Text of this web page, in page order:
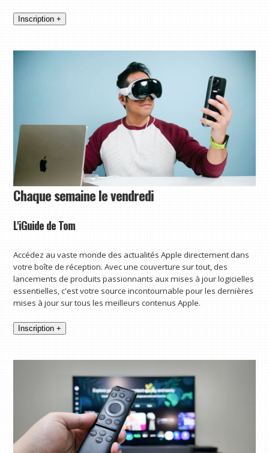
Inscription +
Chaque semaine le vendredi
L'iGuide de Tom
Accédez au vaste monde des actualités Apple directement dans
votre boîte de réception. Avec une couverture sur tout, des
lancements de produits passionnants aux mises à jour logicielles
essentielles, c'est votre source incontournable pour les dernières
mises à jour sur tous les meilleurs contenus Apple.
Inscription +